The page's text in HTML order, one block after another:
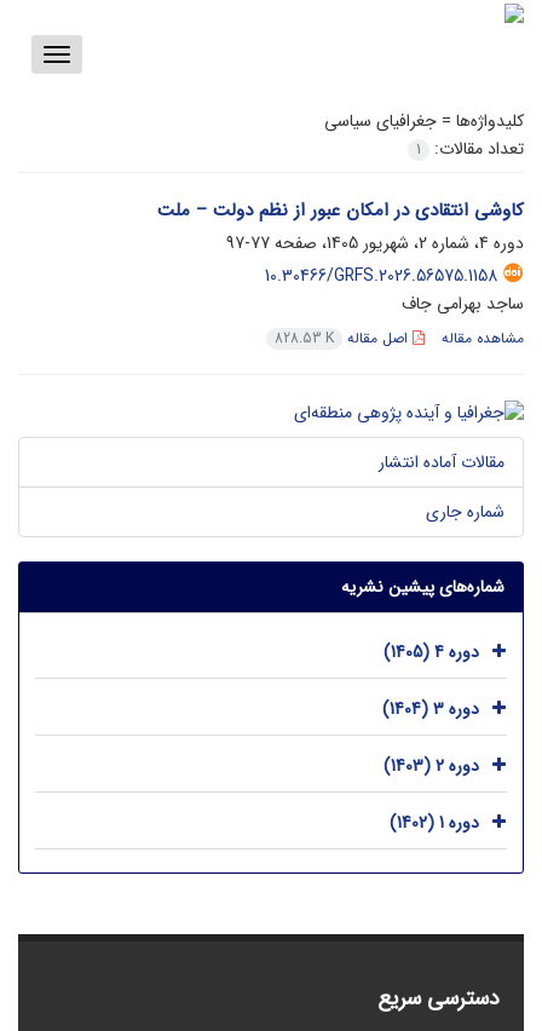
Toggle
کلیدواژه‌ها = جغرافیای سیاسی
تعداد مقالات:
1
کاوشی انتقادی در امکان‌ عبور از نظم دولت – ملت
دوره 4، شماره 2، شهریور 1405، صفحه
77-97
10.30466/GRFS.2026.56575.1158
ساجد بهرامی جاف
مشاهده مقاله اصل مقاله 828.53 K
مقالات آماده انتشار
شماره جاری
شماره‌های پیشین نشریه
دوره 4 (1405)
دوره 3 (1404)
دوره 2 (1403)
دوره 1 (1402)
دسترسی سریع